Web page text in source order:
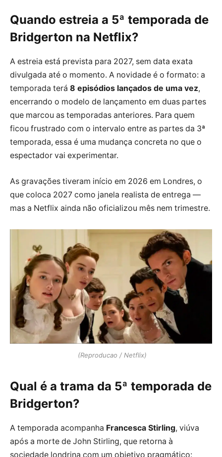
Quando estreia a 5ª temporada de
Bridgerton na Netflix?
A estreia está prevista para 2027, sem data exata
divulgada até o momento. A novidade é o formato: a
temporada terá 8 episódios lançados de uma vez,
encerrando o modelo de lançamento em duas partes
que marcou as temporadas anteriores. Para quem
ficou frustrado com o intervalo entre as partes da 3ª
temporada, essa é uma mudança concreta no que o
espectador vai experimentar.
As gravações tiveram início em 2026 em Londres, o
que coloca 2027 como janela realista de entrega —
mas a Netflix ainda não oficializou mês nem trimestre.
(Reproducao / Netflix)
Qual é a trama da 5ª temporada de
Bridgerton?
A temporada acompanha Francesca Stirling, viúva
após a morte de John Stirling, que retorna à
sociedade londrina com um objetivo pragmático: